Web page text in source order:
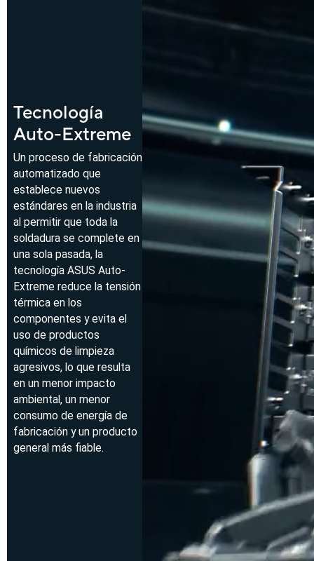
Tecnología
Auto-Extreme
Un proceso de fabricación
automatizado que
establece nuevos
estándares en la industria
al permitir que toda la
soldadura se complete en
una sola pasada, la
tecnología ASUS Auto-
Extreme reduce la tensión
térmica en los
componentes y evita el
uso de productos
químicos de limpieza
agresivos, lo que resulta
en un menor impacto
ambiental, un menor
consumo de energía de
fabricación y un producto
general más fiable.